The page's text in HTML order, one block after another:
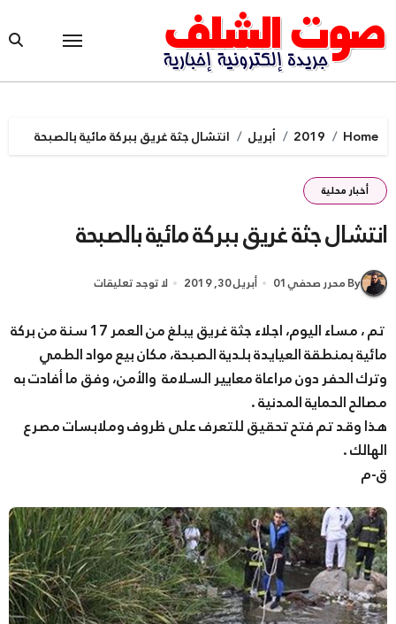
to
content
Home
2019 أبريل انتشال جثة غريق ببركة مائية بالصبحة
أخبار محلية
انتشال جثة غريق ببركة مائية بالصبحة
By محرر صحفي01 أبريل 30, 2019 لا توجد تعليقات
تم ، مساء اليوم، اجلاء جثة غريق يبلغ من العمر 17 سنة من بركة
مائية بمنطقة العيايدة بلدية الصبحة، مكان بيع مواد الطمي
وترك الحفر دون مراعاة معايير السلامة والأمن، وفق ما أفادت به
مصالح الحماية المدنية .
هذا وقد تم فتح تحقيق للتعرف على ظروف وملابسات مصرع
الهالك .
ق-م